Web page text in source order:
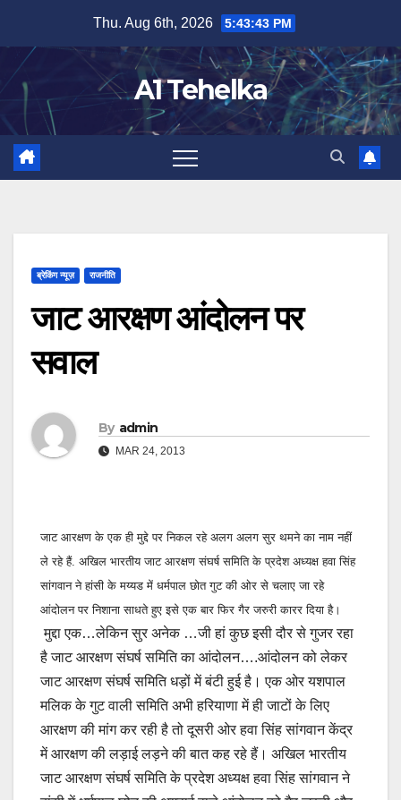
content
Thu. Aug 6th, 2026 5:43:44 PM
A1 Tehelka
ब्रेकिंग न्यूज़ राजनीति
जाट आरक्षण आंदोलन पर
सवाल
By admin
MAR 24, 2013
जाट आरक्षण के एक ही मुद्दे पर निकल रहे अलग अलग सुर थमने का नाम नहीं
ले रहे हैं. अखिल भारतीय जाट आरक्षण संघर्ष समिति के प्रदेश अध्यक्ष हवा सिंह
सांगवान ने हांसी के मय्यड में धर्मपाल छोत गुट की ओर से चलाए जा रहे
आंदोलन पर निशाना साधते हुए इसे एक बार फिर गैर जरुरी कारर दिया है।
मुद्दा एक…लेकिन सुर अनेक …जी हां कुछ इसी दौर से गुजर रहा
है जाट आरक्षण संघर्ष समिति का आंदोलन….आंदोलन को लेकर
जाट आरक्षण संघर्ष समिति धड़ों में बंटी हुई है। एक ओर यशपाल
मलिक के गुट वाली समिति अभी हरियाणा में ही जाटों के लिए
आरक्षण की मांग कर रही है तो दूसरी ओर हवा सिंह सांगवान केंद्र
में आरक्षण की लड़ाई लड़ने की बात कह रहे हैं। अखिल भारतीय
जाट आरक्षण संघर्ष समिति के प्रदेश अध्यक्ष हवा सिंह सांगवान ने